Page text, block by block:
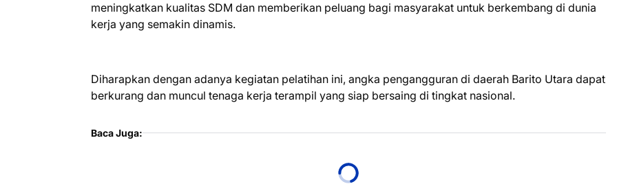
meningkatkan kualitas SDM dan memberikan peluang bagi masyarakat untuk berkembang di dunia
kerja yang semakin dinamis.
Diharapkan dengan adanya kegiatan pelatihan ini, angka pengangguran di daerah Barito Utara dapat
berkurang dan muncul tenaga kerja terampil yang siap bersaing di tingkat nasional.
Baca Juga: